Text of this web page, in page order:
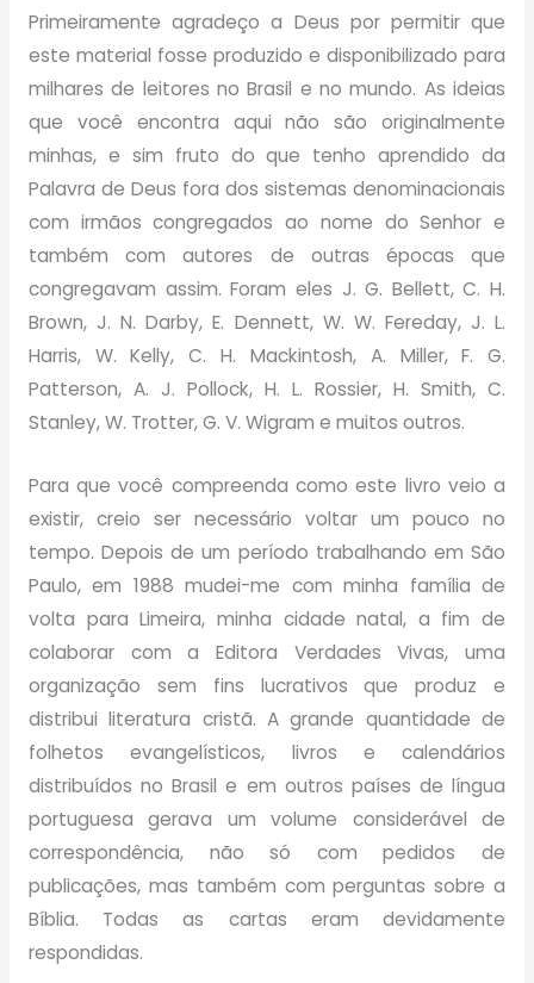
Primeiramente agradeço a Deus por permitir que
este material fosse produzido e disponibilizado para
milhares de leitores no Brasil e no mundo. As ideias
que você encontra aqui não são originalmente
minhas, e sim fruto do que tenho aprendido da
Palavra de Deus fora dos sistemas denominacionais
com irmãos congregados ao nome do Senhor e
também com autores de outras épocas que
congregavam assim.Foram eles J. G. Bellett, C. H.
Brown, J. N. Darby, E. Dennett, W. W. Fereday, J. L.
Harris, W. Kelly, C. H. Mackintosh, A. Miller, F. G.
Patterson, A. J. Pollock, H. L. Rossier, H. Smith, C.
Stanley, W. Trotter, G. V. Wigram e muitos outros.
Para que você compreenda como este livro veio a
existir, creio ser necessário voltar um pouco no
tempo. Depois de um período trabalhando em São
Paulo, em 1988 mudei-me com minha família de
volta para Limeira, minha cidade natal, a fim de
colaborar com a Editora Verdades Vivas, uma
organização sem fins lucrativos que produz e
distribui literatura cristã. A grande quantidade de
folhetos evangelísticos, livros e calendários
distribuídos no Brasil e em outros países de língua
portuguesa gerava um volume considerável de
correspondência, não só com pedidos de
publicações, mas também com perguntas sobre a
Bíblia. Todas as cartas eram devidamente
respondidas.